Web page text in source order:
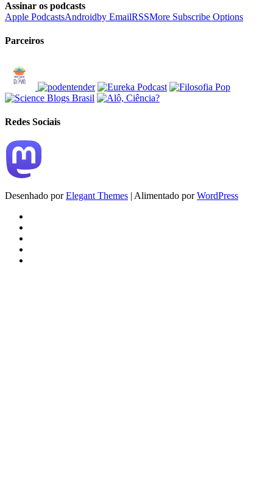
Assinar os podcasts
Apple PodcastsAndroidby EmailRSSMore Subscribe Options
Parceiros
Redes Sociais
Desenhado porElegant Themes | Alimentado porWordPress